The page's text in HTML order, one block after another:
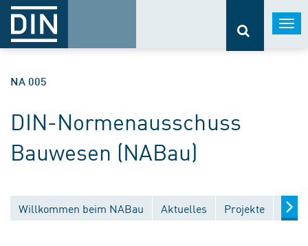
NA 005
DIN-Normenausschuss
Bauwesen (NABau)
Willkommen beim NABau Aktuelles Projekte